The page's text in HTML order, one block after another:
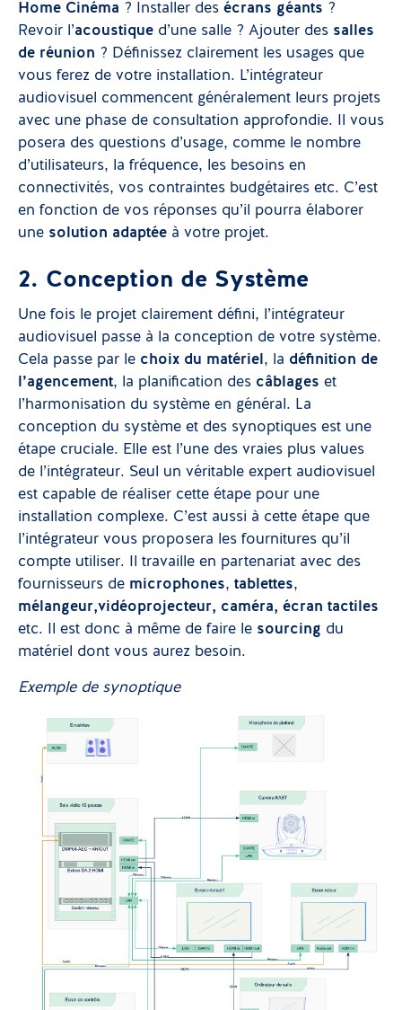
Home Cinéma ? Installer des écrans géants ?
Revoir l’acoustique d’une salle ? Ajouter des salles
de réunion ? Définissez clairement les usages que
vous ferez de votre installation. L’intégrateur
audiovisuel commencent généralement leurs projets
avec une phase de consultation approfondie. Il vous
posera des questions d’usage, comme le nombre
d’utilisateurs, la fréquence, les besoins en
connectivités, vos contraintes budgétaires etc. C’est
en fonction de vos réponses qu’il pourra élaborer
une solution adaptée à votre projet.
2. Conception de Système
Une fois le projet clairement défini, l’intégrateur
audiovisuel passe à la conception de votre système.
Cela passe par le choix du matériel , la définition de
l’agencement, la planification des câblages et
l’harmonisation du système en général. La
conception du système et des synoptiques est une
étape cruciale. Elle est l’une des vraies plus values
de l’intégrateur. Seul un véritable expert audiovisuel
est capable de réaliser cette étape pour une
installation complexe. C’est aussi à cette étape que
l’intégrateur vous proposera les fournitures qu’il
compte utiliser. Il travaille en partenariat avec des
fournisseurs de microphones, tablettes,
mélangeur,vidéoprojecteur, caméra, écran tactiles
etc. Il est donc à même de faire le sourcing du
matériel dont vous aurez besoin.
Exemple de synoptique